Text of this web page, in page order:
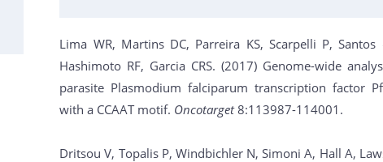
Lima WR, Martins DC, Parreira KS, Scarpelli P,
Hashimoto RF, Garcia CRS. (2017) Genome-wide
parasite Plasmodium falciparum transcription factor
with a CCAAT motif. Oncotarget 8:113987-114001.
Dritsou V, Topalis P, Windbichler N, Simoni A, Hall A,